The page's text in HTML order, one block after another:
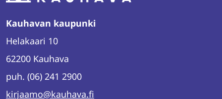
Kauhavan kaupunki
Helakaari 10
62200 Kauhava
puh. (06) 241 2900
kirjaamo@kauhava.fi